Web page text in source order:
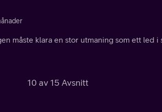
måste klara en stor utmaning som ett led
10 av 15 Avsnitt